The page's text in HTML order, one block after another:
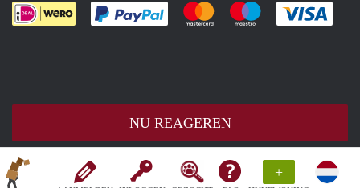
+
NU REAGEREN
Je rekent gemakkelijk af met Paypal
Je rekent gemakkelijk af met
Je rekent